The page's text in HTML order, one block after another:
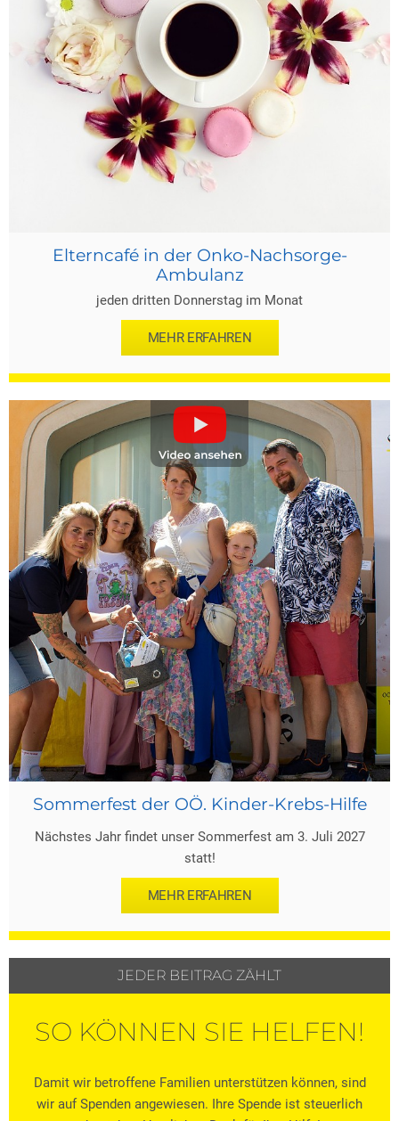
Elterncafé in der Onko-Nachsorge-
Ambulanz
jeden dritten Donnerstag im Monat
MEHR ERFAHREN
Sommerfest der OÖ. Kinder-Krebs-Hilfe
Nächstes Jahr findet unser Sommerfest am 3. Juli 2027
statt!
MEHR ERFAHREN
JEDER BEITRAG ZÄHLT
SO KÖNNEN SIE HELFEN!
Damit wir betroffene Familien unterstützen können, sind
wir auf Spenden angewiesen. Ihre Spende ist steuerlich